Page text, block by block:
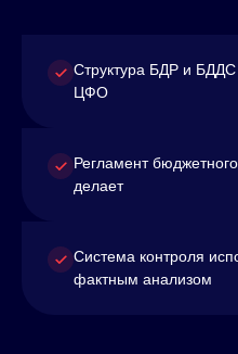
Структура БДР и
ЦФО
Регламент
делает
Система контроля
фактным анализом